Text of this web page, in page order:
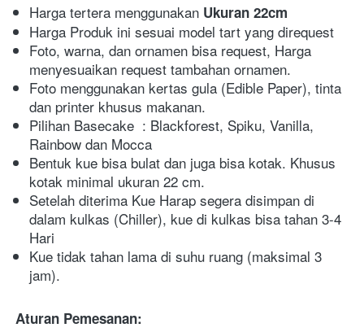
Harga tertera menggunakan Ukuran 22cm
Harga Produk ini sesuai model tart yang direquest
Foto, warna, dan ornamen bisa request, Harga
menyesuaikan request tambahan ornamen.
Foto menggunakan kertas gula (Edible Paper), tinta
dan printer khusus makanan.
Pilihan Basecake  : Blackforest, Spiku, Vanilla,
Rainbow dan Mocca
Bentuk kue bisa bulat dan juga bisa kotak. Khusus
kotak minimal ukuran 22 cm.
Setelah diterima Kue Harap segera disimpan di
dalam kulkas (Chiller), kue di kulkas bisa tahan 3-4
Hari
Kue tidak tahan lama di suhu ruang (maksimal 3
jam).
Aturan Pemesanan: